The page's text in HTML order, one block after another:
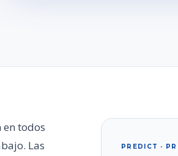
todos
Las
PREDICT ·